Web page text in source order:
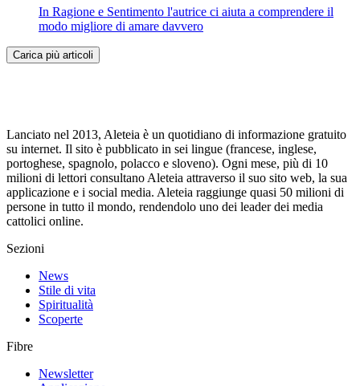
In Ragione e Sentimento l'autrice ci aiuta a comprendere il
modo migliore di amare davvero
Carica più articoli
Lanciato nel 2013, Aleteia è un quotidiano di informazione gratuito
su internet. Il sito è pubblicato in sei lingue (francese, inglese,
portoghese, spagnolo, polacco e sloveno). Ogni mese, più di 10
milioni di lettori consultano Aleteia attraverso il suo sito web, la sua
applicazione e i social media. Aleteia raggiunge quasi 50 milioni di
persone in tutto il mondo, rendendolo uno dei leader dei media
cattolici online.
Sezioni
News
Stile di vita
Spiritualità
Scoperte
Fibre
Newsletter